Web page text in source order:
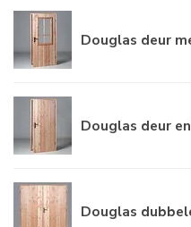
Douglas deur
Douglas deur
Douglas